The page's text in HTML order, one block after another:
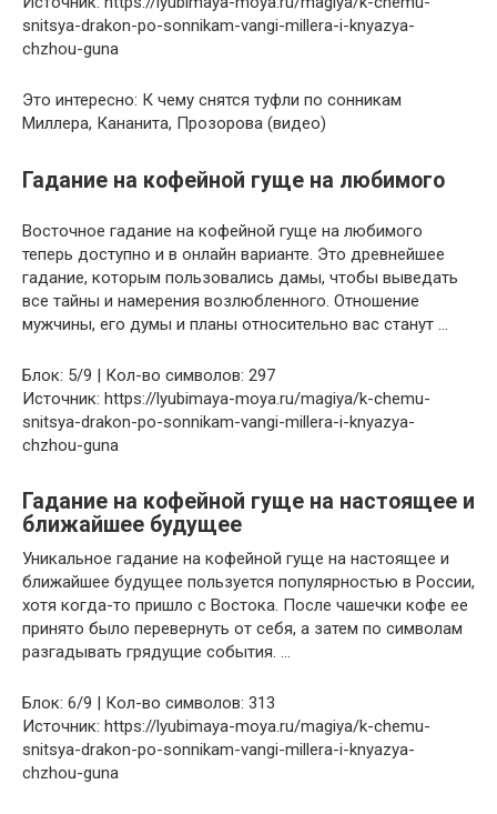
snitsya-drakon-po-sonnikam-vangi-millera-i-knyazya-
chzhou-guna
Это интересно: К чему снятся туфли по сонникам
Миллера, Кананита, Прозорова (видео)
Гадание на кофейной гуще на любимого
Восточное гадание на кофейной гуще на любимого
теперь доступно и в онлайн варианте. Это древнейшее
гадание, которым пользовались дамы, чтобы выведать
все тайны и намерения возлюбленного. Отношение
мужчины, его думы и планы относительно вас станут …
Блок: 5/9 | Кол-во символов: 297
Источник: https://lyubimaya-moya.ru/magiya/k-chemu-
snitsya-drakon-po-sonnikam-vangi-millera-i-knyazya-
chzhou-guna
Гадание на кофейной гуще на настоящее и
ближайшее будущее
Уникальное гадание на кофейной гуще на настоящее и
ближайшее будущее пользуется популярностью в России,
хотя когда-то пришло с Востока. После чашечки кофе ее
принято было перевернуть от себя, а затем по символам
разгадывать грядущие события. …
Блок: 6/9 | Кол-во символов: 313
Источник: https://lyubimaya-moya.ru/magiya/k-chemu-
snitsya-drakon-po-sonnikam-vangi-millera-i-knyazya-
chzhou-guna